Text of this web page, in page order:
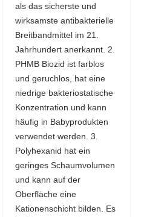
als das sicherste und
wirksamste antibakterielle
Breitbandmittel im 21.
Jahrhundert anerkannt. 2.
PHMB Biozid ist farblos
und geruchlos, hat eine
niedrige bakteriostatische
Konzentration und kann
häufig in Babyprodukten
verwendet werden. 3.
Polyhexanid hat ein
geringes Schaumvolumen
und kann auf der
Oberfläche eine
Kationenschicht bilden. Es